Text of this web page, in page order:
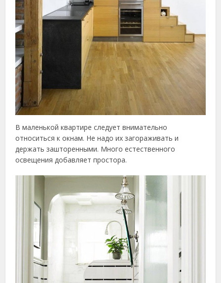
В маленькой квартире следует внимательно
относиться к окнам. Не надо их загораживать и
держать зашторенными. Много естественного
освещения добавляет простора.